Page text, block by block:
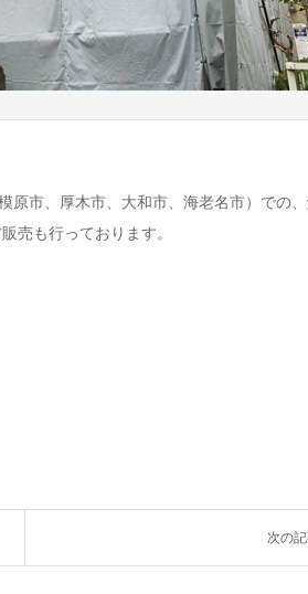
市、厚木市、大和市、海老名市）での
売も行っております。
次の